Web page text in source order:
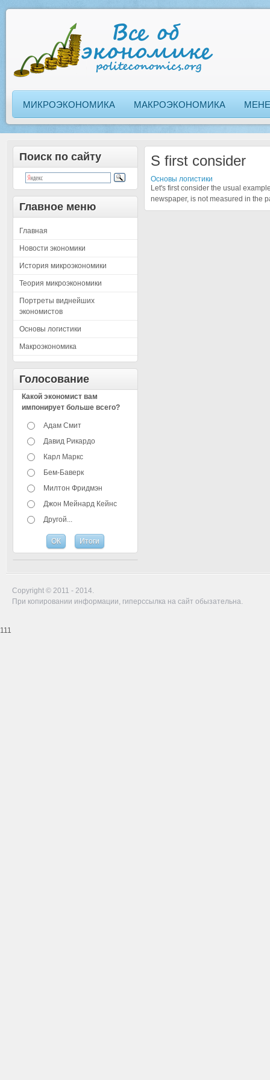
МИКРОЭКОНОМИКА МАКРОЭКОНОМИКА
Поиск по сайту
Главное меню
Главная
Новости экономики
История микроэкономики
Теория микроэкономики
Портреты виднейших
экономистов
Основы логистики
Макроэкономика
Голосование
Какой экономист вам
импонирует больше всего?
Адам Смит
Давид Рикардо
Карл Маркс
Бем-Баверк
Милтон Фридмэн
Джон Мейнард Кейнс
Другой...
S first consider
Основы логистики
Let's first consider the usual
newspaper, is not measured in the
Copyright © 2011 - 2014.
При копировании информации, гиперссылка на сайт обызательна.
111